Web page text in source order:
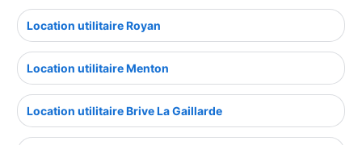
Location utilitaire Royan
Location utilitaire Menton
Location utilitaire Brive La Gaillarde